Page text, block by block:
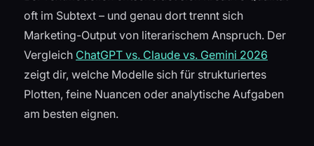
oft im Subtext – und genau dort trennt sich
Marketing-Output von literarischem Anspruch. Der
Vergleich ChatGPT vs. Claude vs. Gemini 2026
zeigt dir, welche Modelle sich für strukturiertes
Plotten, feine Nuancen oder analytische Aufgaben
am besten eignen.